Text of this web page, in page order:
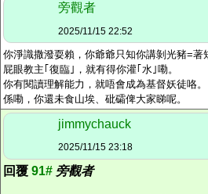
旁觀者
2025/11/15 22:52
你淨識撒潑耍賴，你爺爺只知你講剝光豬=著
屁眼教主｢復臨｣，就有得你灌｢水｣嘞。
你有閱讀理解能力，就唔會成為基督妖徒咯。
係嘞，你還未食山埃、砒礵俾大家睇呢。
jimmychauck
2025/11/15 23:18
回覆 91# 旁觀者